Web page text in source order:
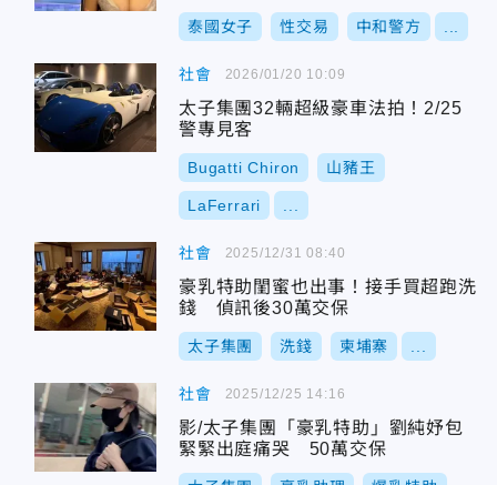
泰國女子 性交易 中和警方
社會
太子集團32輛超級豪車法拍！2/25
警專見客
Bugatti Chiron 山豬王
LaFerrari
2026/01/20 10:09
社會
豪乳特助閨蜜也出事！接手買超跑洗
錢 偵訊後30萬交保
太子集團 洗錢 柬埔寨
2025/12/31 08:40
社會
影/太子集團「豪乳特助」劉純妤包
緊緊出庭痛哭 50萬交保
2025/12/25 14:16